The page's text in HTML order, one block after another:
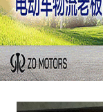
经营者被逮捕
《日本新华侨报》
日本华侨报网 2021/2/